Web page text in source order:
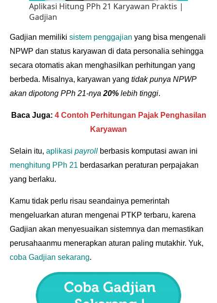
Aplikasi Hitung PPh 21 Karyawan Praktis |
Gadjian
Gadjian memiliki sistem penggajian yang bisa mengenali
NPWP dan status karyawan di data personalia sehingga
secara otomatis akan menghasilkan perhitungan yang
berbeda. Misalnya, karyawan yang tidak punya NPWP
akan dipotong PPh 21-nya 20% lebih tinggi.
Baca Juga: 4 Contoh Perhitungan Pajak Penghasilan
Karyawan
Selain itu, aplikasi payroll berbasis komputasi awan ini
menghitung PPh 21 berdasarkan peraturan perpajakan
yang berlaku.
Kamu tidak perlu risau seandainya pemerintah
mengeluarkan aturan mengenai PTKP terbaru, karena
Gadjian akan menyesuaikan sistemnya dan memastikan
perusahaanmu menerapkan aturan paling mutakhir. Yuk,
coba Gadjian sekarang.